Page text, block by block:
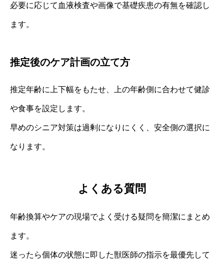
必要に応じて血液検査や画像で基礎疾患の有無を確認し
ます。
推定後のケア計画の立て方
推定年齢に上下幅をもたせ、上の年齢側に合わせて健診
や食事を設定します。
早めのシニア対策は過剰になりにくく、安全側の選択に
なります。
よくある質問
年齢換算やケアの現場でよく受ける疑問を簡潔にまとめ
ます。
迷ったら個体の状態に即した獣医師の指示を最優先して